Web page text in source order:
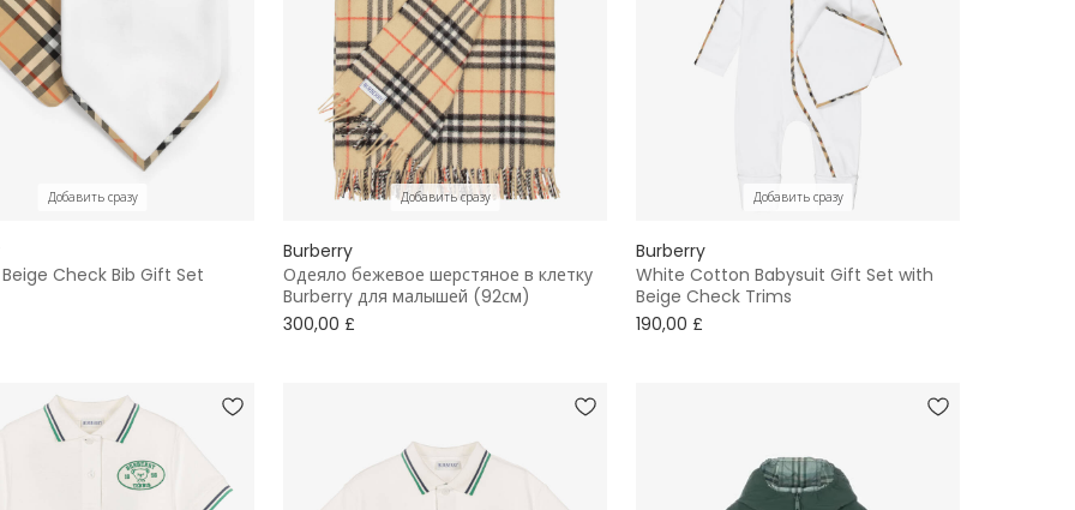
Добавить сразу
Check Bib Gift Set
Добавить сразу
Burberry
Одеяло бежевое шерстяное в клетку
Burberry для малышей (92см)
300,00 £
Добавить сразу
Burberry
White Cotton Babysuit Gift Set with
Beige Check Trims
190,00 £